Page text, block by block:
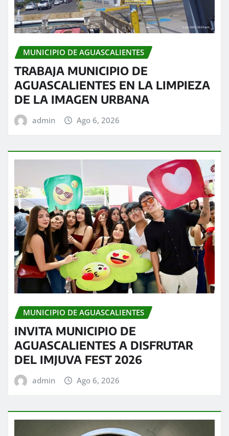
MUNICIPIO DE AGUASCALIENTES
TRABAJA MUNICIPIO DE
AGUASCALIENTES EN LA LIMPIEZA
DE LA IMAGEN URBANA
admin Ago 6, 2026
MUNICIPIO DE AGUASCALIENTES
INVITA MUNICIPIO DE
AGUASCALIENTES A DISFRUTAR
DEL IMJUVA FEST 2026
admin Ago 6, 2026